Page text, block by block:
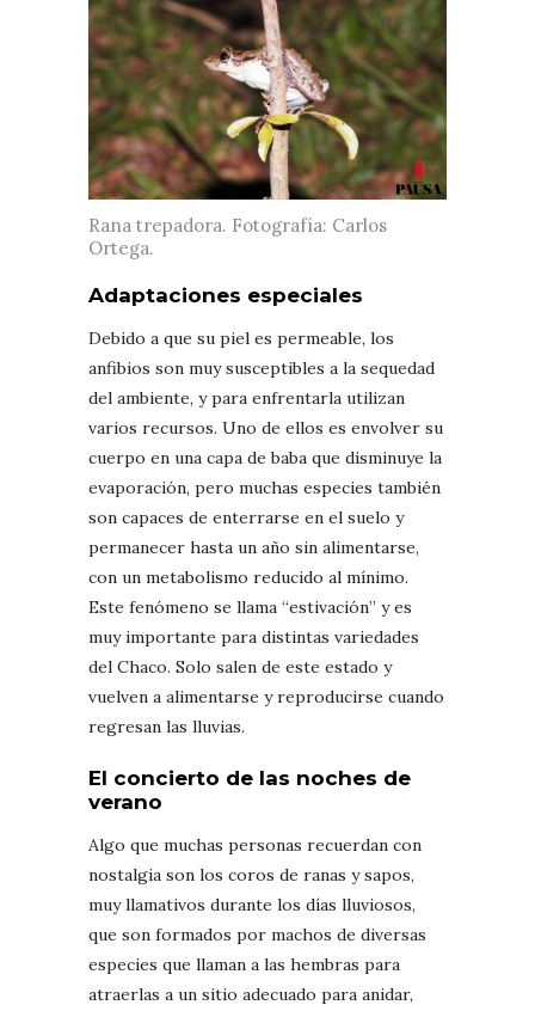
Rana trepadora. Fotografía: Carlos
Ortega.
Adaptaciones especiales
Debido a que su piel es permeable, los
anfibios son muy susceptibles a la sequedad
del ambiente, y para enfrentarla utilizan
varios recursos. Uno de ellos es envolver su
cuerpo en una capa de baba que disminuye la
evaporación, pero muchas especies también
son capaces de enterrarse en el suelo y
permanecer hasta un año sin alimentarse,
con un metabolismo reducido al mínimo.
Este fenómeno se llama “estivación” y es
muy importante para distintas variedades
del Chaco. Solo salen de este estado y
vuelven a alimentarse y reproducirse cuando
regresan las lluvias.
El concierto de las noches de
verano
Algo que muchas personas recuerdan con
nostalgia son los coros de ranas y sapos,
muy llamativos durante los días lluviosos,
que son formados por machos de diversas
especies que llaman a las hembras para
atraerlas a un sitio adecuado para anidar,